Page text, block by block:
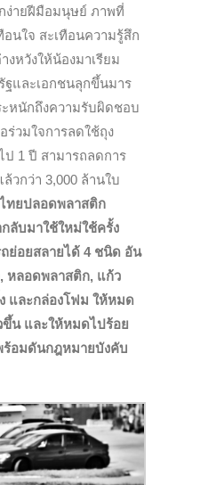
ง่ายฝีมือมนุษย์ ภาพที่
นใจ สะเทือนความรู้สึก
หวังให้น้องมาเรียม
ฐและเอกชนลุกขึ้นมาร
หนักถึงความรับผิดชอบ
วมใจการลดใช้ถุง
1 ปี สามารถลดการ
วกว่า 3,000 ล้านใบ
ไทยปลอดพลาสติก
ลับมาใช้ใหม่ใช้ครั้ง
ย่อยสลายได้ 4 ชนิด อัน
หลอดพลาสติก, แก้ว
และกล่องโฟม ให้หมด
ขึ้น และให้หมดไปร้อย
ร้อมดันกฎหมายบังคับ